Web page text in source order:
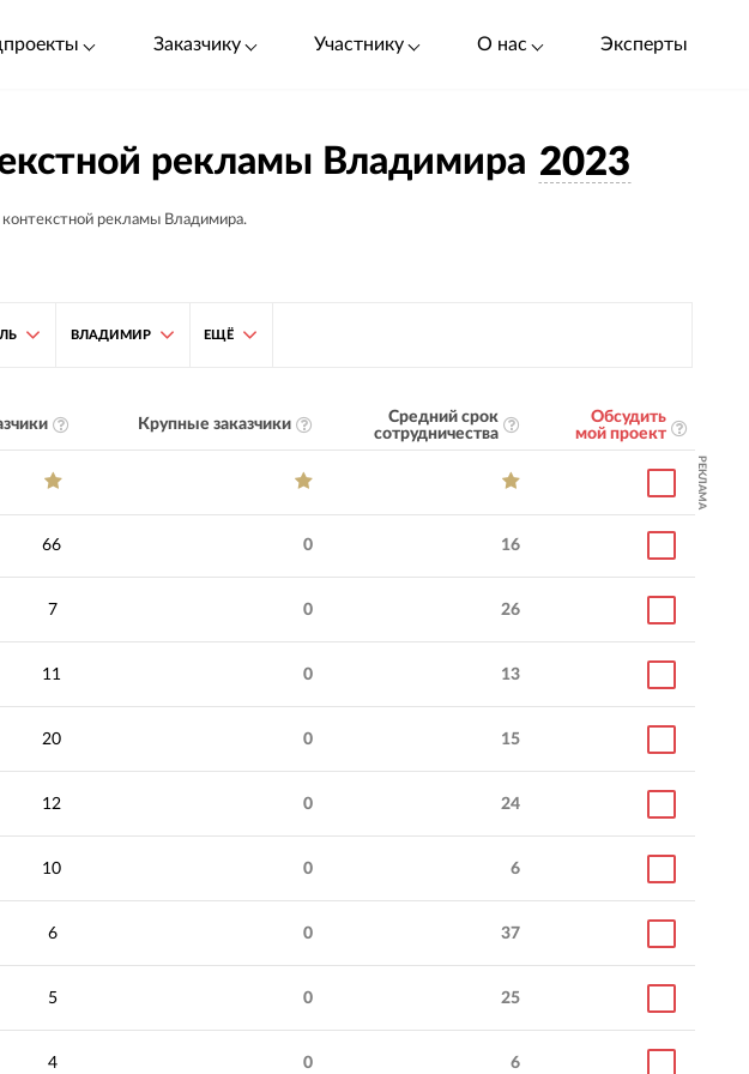
Заказчику Участнику О нас Эксперты
рекламы Владимира 2023
контекстной рекламы Владимира.
ВЛАДИМИР ЕЩЁ
Крупные заказчики
Средний срок
сотрудничества
Обсудить
мой проект
РЕКЛАМА
66 0 16
7 0 26
11 0 13
20 0 15
12 0 24
10 0 6
6 0 37
5 0 25
4 0 6